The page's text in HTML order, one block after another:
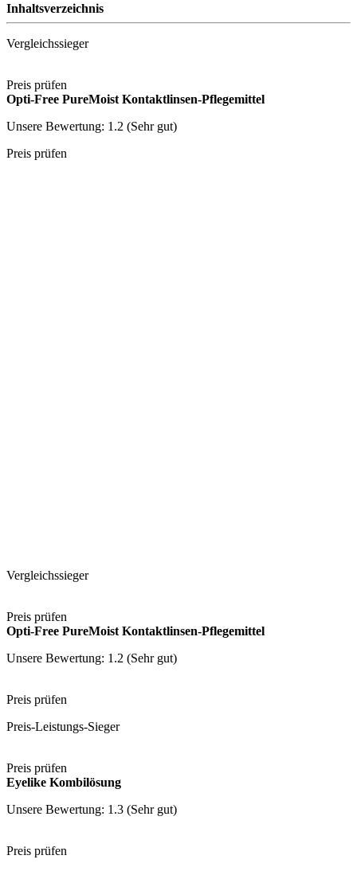
Inhaltsverzeichnis
Vergleichssieger
Preis prüfen
Opti-Free PureMoist Kontaktlinsen-Pflegemittel
Unsere Bewertung: 1.2 (Sehr gut)
Preis prüfen
Vergleichssieger
Preis prüfen
Opti-Free PureMoist Kontaktlinsen-Pflegemittel
Unsere Bewertung: 1.2 (Sehr gut)
Preis prüfen
Preis-Leistungs-Sieger
Preis prüfen
Eyelike Kombilösung
Unsere Bewertung: 1.3 (Sehr gut)
Preis prüfen